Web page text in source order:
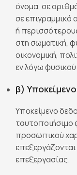
όνομα, σε
σε επιγραμμικό
ή
στη σωματική,
οικονομική,
εν λόγω
β)
Υποκείμενο
προσωπικού
επεξεργασίας.